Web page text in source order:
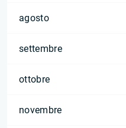
agosto
settembre
ottobre
novembre